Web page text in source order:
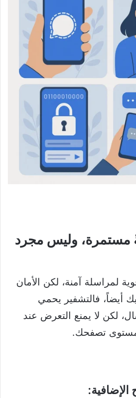
مستمرة، وليس مجرد
لمراسلة آمنة، لكن الأمان
أيضاً، فالتشفير يحمي
لكن لا يمنع التعرض عند
مستوى تصفحك.
الإضافية: